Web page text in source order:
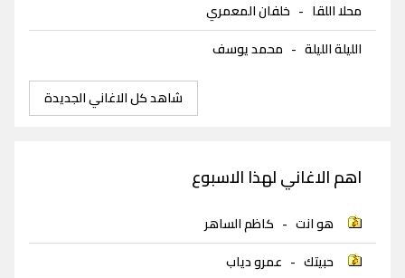
محلا اللقا - خلفان المعمري
الليلة الليلة - محمد يوسف
شاهد كل الاغاني الجديدة
اهم الاغاني لهذا الاسبوع
هو انت - كاظم الساهر
حبيتك - عمرو دياب